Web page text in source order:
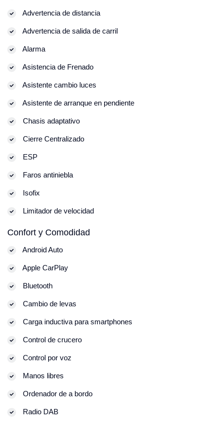
Advertencia de distancia
Advertencia de salida de carril
Alarma
Asistencia de Frenado
Asistente cambio luces
Asistente de arranque en pendiente
Chasis adaptativo
Cierre Centralizado
ESP
Faros antiniebla
Isofix
Limitador de velocidad
Confort y Comodidad
Android Auto
Apple CarPlay
Bluetooth
Cambio de levas
Carga inductiva para smartphones
Control de crucero
Control por voz
Manos libres
Ordenador de a bordo
Radio DAB